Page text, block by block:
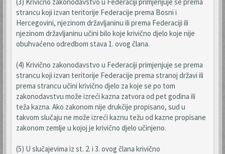
strancu koji izvan teritorije Federacije prema Bosni i
Hercegovini, njezinom državljaninu ili prema Federaciji ili
njezinom državljaninu učini bilo koje krivično djelo koje nije
obuhvaćeno odredbom stava 1. ovog člana.
(4) Krivično zakonodavstvo u Federaciji primjenjuje se prema
strancu koji izvan teritorije Federacije prema stranoj državi ili
prema strancu učini krivično djelo za koje se po tom
zakonodavstvu može izreći kazna zatvora od pet godina ili
teža kazna. Ako zakonom nije drukčije propisano, sud u
takvom slučaju ne može izreći kaznu težu od kazne propisane
zakonom zemlje u kojoj je krivično djelo učinjeno.
(5) U slučajevima iz st. 2. i 3. ovog člana krivično